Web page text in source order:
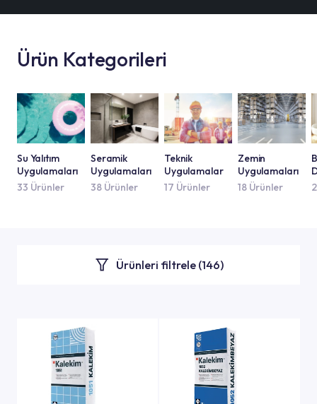
Ürün Kategorileri
Su Yalıtım
Uygulamaları
33 Ürünler
Seramik
Uygulamaları
38 Ürünler
Teknik
Uygulamalar
17 Ürünler
Zemin
Uygulamaları
18 Ürünler
Ürünleri filtrele (146)